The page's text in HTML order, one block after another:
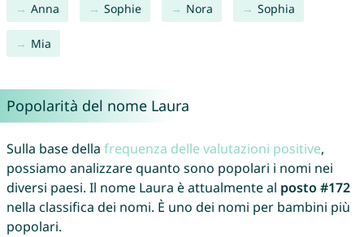
Anna Sophie Nora Sophia
Mia
Popolarità del nome Laura
Sulla base della frequenza delle valutazioni positive,
possiamo analizzare quanto sono popolari i nomi nei
diversi paesi. Il nome Laura è attualmente al posto #172
nella classifica dei nomi. È uno dei nomi per bambini più
popolari.